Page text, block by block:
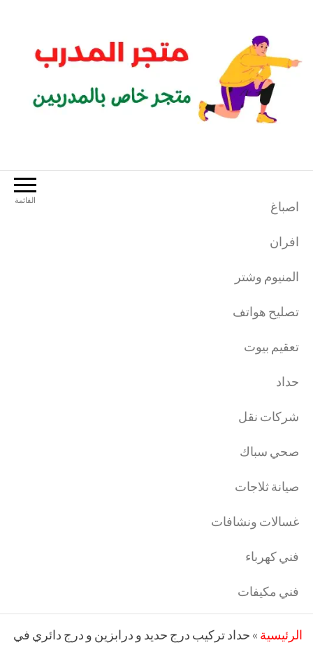
القائمة اصباغ
افران
المنيوم وشتر
تصليح هواتف
تعقيم بيوت
حداد
شركات نقل
صحي سباك
صيانة ثلاجات
غسالات ونشافات
فني كهرباء
فني مكيفات
الرئيسية » حداد تركيب درج حديد و درابزين و درج دائري في